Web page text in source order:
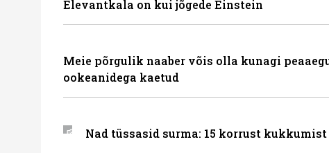
Elevantkala on kui jõgede Einstein
Meie põrgulik naaber võis olla kunagi
ookeanidega kaetud
Nad tüssasid surma: 15 korrust kukkumist